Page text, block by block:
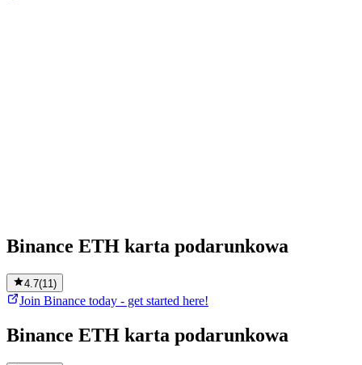
Binance ETH karta podarunkowa
4.7(11 )
Join Binance today - get started here!
Binance ETH karta podarunkowa